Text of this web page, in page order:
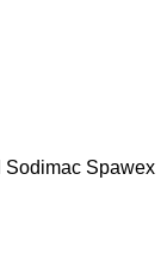
Sodimac Spawex